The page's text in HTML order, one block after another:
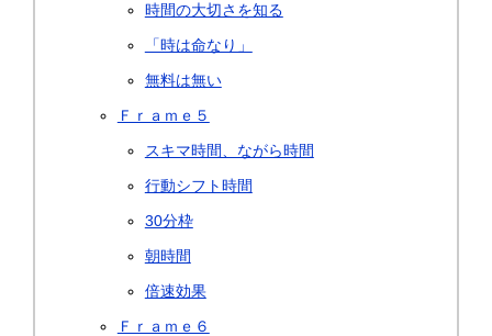
時間の大切さを知る
「時は命なり」
無料は無い
Ｆｒａｍｅ５
スキマ時間、ながら時間
行動シフト時間
30分枠
朝時間
倍速効果
Ｆｒａｍｅ６